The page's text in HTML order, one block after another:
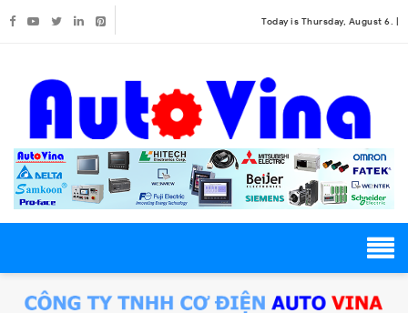
Today is Thursday, August 6. |